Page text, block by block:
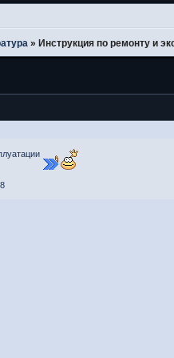
» Инструкция по ремонту и